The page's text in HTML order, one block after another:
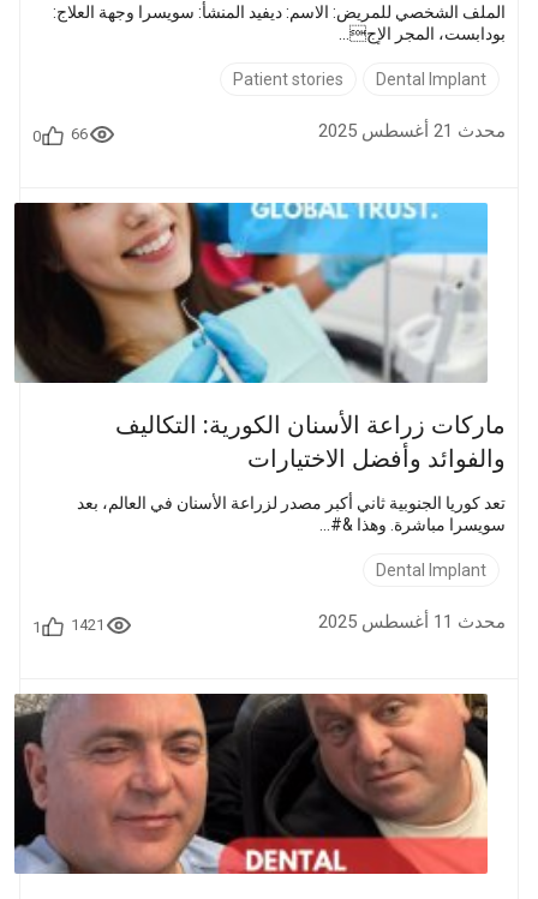
الملف الشخصي للمريض: الاسم: ديفيد المنشأ: سويسرا وجهة العلاج:
بودابست، المجر الإج...
Dental Implant
Patient stories
محدث 21 أغسطس 2025 66
0
ماركات زراعة الأسنان الكورية: التكاليف
والفوائد وأفضل الاختيارات
تعد كوريا الجنوبية ثاني أكبر مصدر لزراعة الأسنان في العالم، بعد
سويسرا مباشرة. وهذا &#...
Dental Implant
محدث 11 أغسطس 2025 1421
1